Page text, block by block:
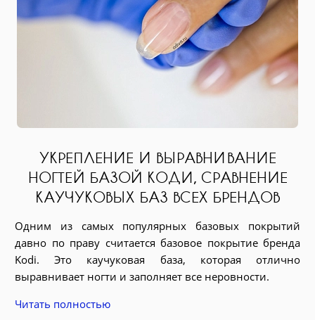
УКРЕПЛЕНИЕ И ВЫРАВНИВАНИЕ
НОГТЕЙ БАЗОЙ КОДИ, СРАВНЕНИЕ
КАУЧУКОВЫХ БАЗ ВСЕХ БРЕНДОВ
Одним из самых популярных базовых покрытий
давно по праву считается базовое покрытие бренда
Kodi. Это каучуковая база, которая отлично
выравнивает ногти и заполняет все неровности.
Читать полностью